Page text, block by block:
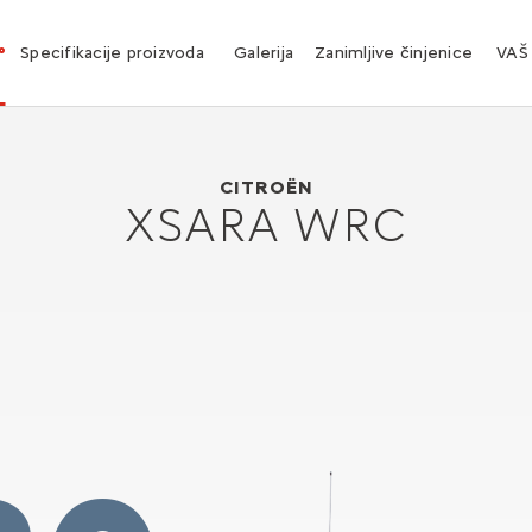
Specifikacije proizvoda Galerija Zanimljive činjenice
CITROËN
XSARA WRC